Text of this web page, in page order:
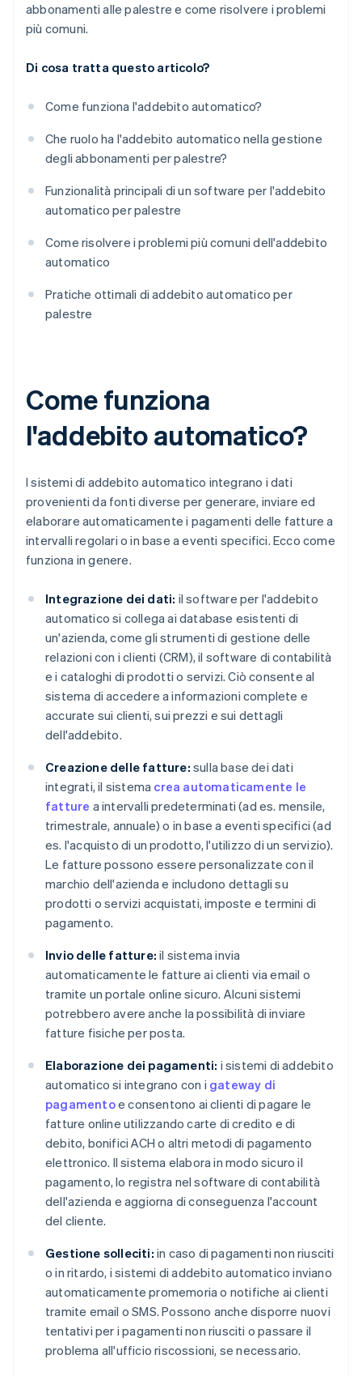
abbonamenti alle palestre e come risolvere i problemi
più comuni.
Di cosa tratta questo articolo?
Come funziona l'addebito automatico?
Che ruolo ha l'addebito automatico nella gestione
degli abbonamenti per palestre?
Funzionalità principali di un software per l'addebito
automatico per palestre
Come risolvere i problemi più comuni dell'addebito
automatico
Pratiche ottimali di addebito automatico per
palestre
Come funziona
l'addebito automatico?
I sistemi di addebito automatico integrano i dati
provenienti da fonti diverse per generare, inviare ed
elaborare automaticamente i pagamenti delle fatture a
intervalli regolari o in base a eventi specifici. Ecco come
funziona in genere.
Integrazione dei dati: il software per l'addebito
automatico si collega ai database esistenti di
un'azienda, come gli strumenti di gestione delle
relazioni con i clienti (CRM), il software di contabilità
e i cataloghi di prodotti o servizi. Ciò consente al
sistema di accedere a informazioni complete e
accurate sui clienti, sui prezzi e sui dettagli
dell'addebito.
Creazione delle fatture: sulla base dei dati
integrati, il sistema crea automaticamente le
fatture a intervalli predeterminati (ad es. mensile,
trimestrale, annuale) o in base a eventi specifici (ad
es. l'acquisto di un prodotto, l'utilizzo di un servizio).
Le fatture possono essere personalizzate con il
marchio dell'azienda e includono dettagli su
prodotti o servizi acquistati, imposte e termini di
pagamento.
Invio delle fatture: il sistema invia
automaticamente le fatture ai clienti via email o
tramite un portale online sicuro. Alcuni sistemi
potrebbero avere anche la possibilità di inviare
fatture fisiche per posta.
Elaborazione dei pagamenti: i sistemi di addebito
automatico si integrano con i gateway di
pagamentoe consentono ai clienti di pagare le
fatture online utilizzando carte di credito e di
debito, bonifici ACH o altri metodi di pagamento
elettronico. Il sistema elabora in modo sicuro il
pagamento, lo registra nel software di contabilità
dell'azienda e aggiorna di conseguenza l'account
del cliente.
Gestione solleciti: in caso di pagamenti non riusciti
o in ritardo, i sistemi di addebito automatico inviano
automaticamente promemoria o notifiche ai clienti
tramite email o SMS. Possono anche disporre nuovi
tentativi per i pagamenti non riusciti o passare il
problema all'ufficio riscossioni, se necessario.